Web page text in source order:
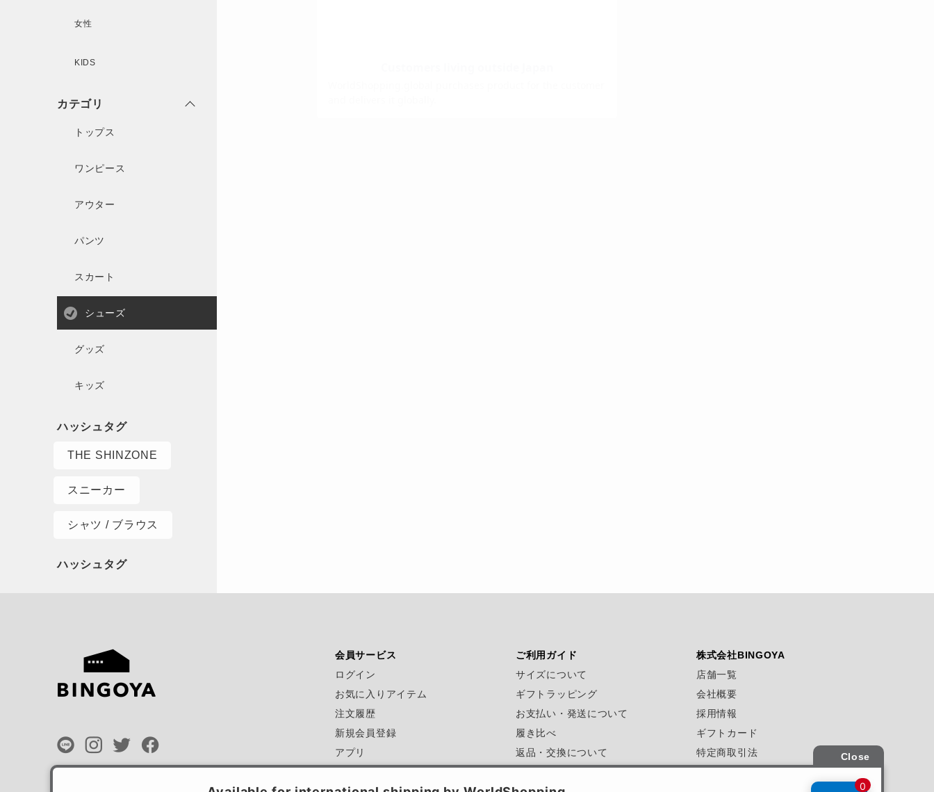
女性
KIDS
カテゴリ
トップス
ワンピース
アウター
パンツ
スカート
シューズ
グッズ
キッズ
THE SHINZONE
スニーカー
シャツ / ブラウス
会員サービス
ログイン
お気に入りアイテム
注文履歴
新規会員登録
アプリ
ご利用ガイド
サイズについて
ギフトラッピング
お支払い・発送について
履き比べ
返品・交換について
株式会社BINGOYA
店舗一覧
会社概要
採用情報
ギフトカード
特定商取引法